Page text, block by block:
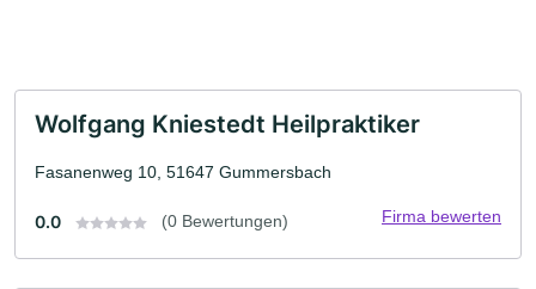
Wolfgang Kniestedt Heilpraktiker
Fasanenweg 10, 51647 Gummersbach
0.0 (0 Bewertungen) Firma bewerten